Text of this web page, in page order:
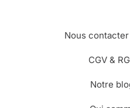
Nous contacter
CGV &
Notre